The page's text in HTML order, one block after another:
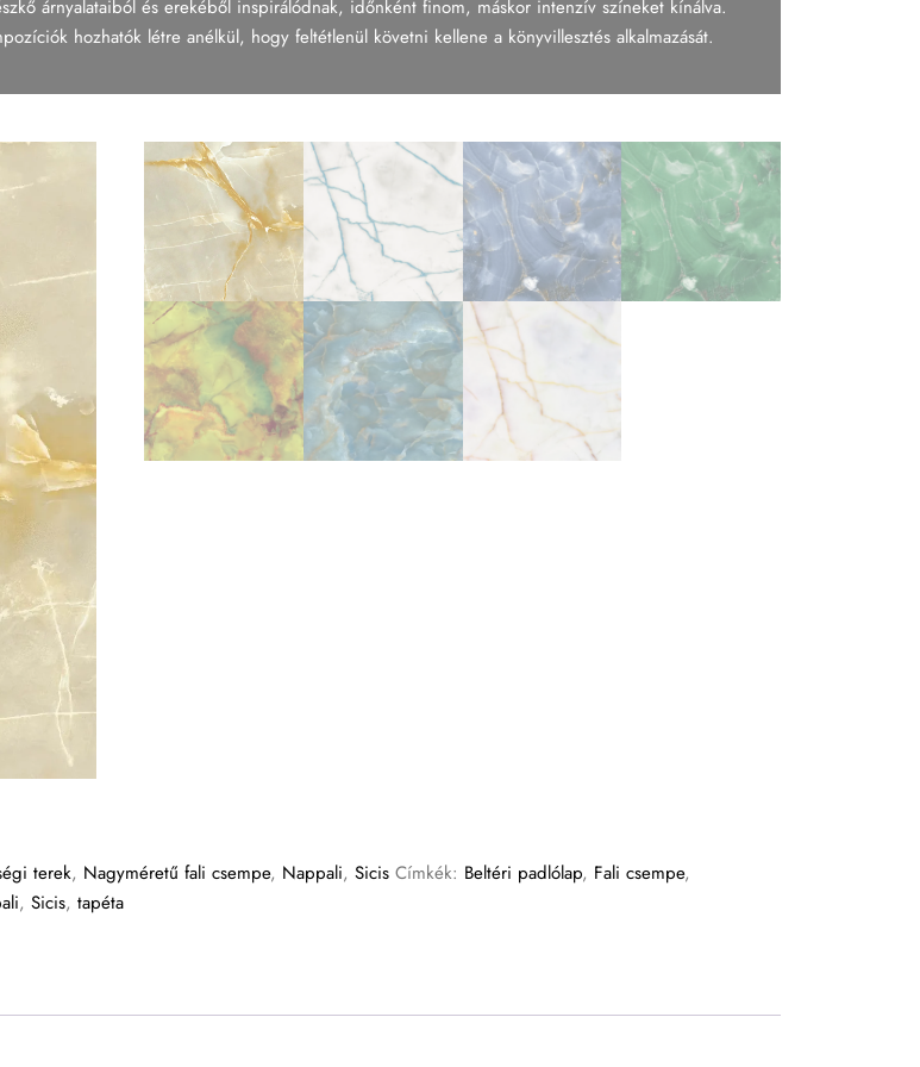
árnyalataiból és erekéből inspirálódnak, időnként finom, máskor intenzív színeket kínálva.
hozhatók létre anélkül, hogy feltétlenül követni kellene a könyvillesztés alkalmazását.
terek, Nagyméretű fali csempe, Nappali, Sicis Címkék: Beltéri padlólap, Fali csempe,
, Sicis, tapéta